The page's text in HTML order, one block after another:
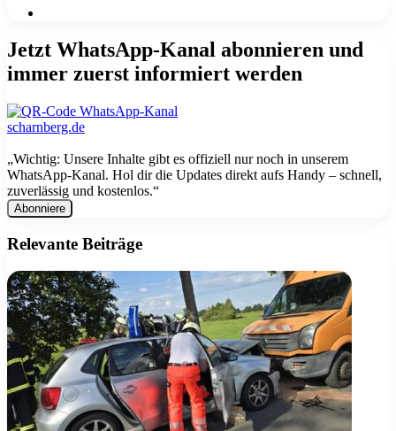
Jetzt WhatsApp-Kanal abonnieren und
immer zuerst informiert werden
„Wichtig: Unsere Inhalte gibt es offiziell nur noch in unserem
WhatsApp-Kanal. Hol dir die Updates direkt aufs Handy – schnell,
zuverlässig und kostenlos.“
E-
Mail
Adresse
Relevante Beiträge